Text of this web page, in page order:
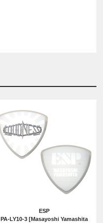
ESP
PA-LY10-3 [Masayoshi Yamashita